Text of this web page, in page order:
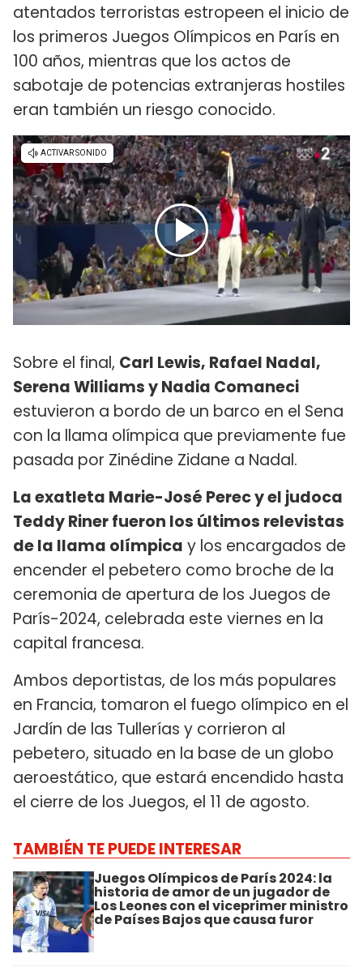
atentados terroristas estropeen el inicio de
los primeros Juegos Olímpicos en París en
100 años, mientras que los actos de
sabotaje de potencias extranjeras hostiles
eran también un riesgo conocido.
Sobre el final, Carl Lewis, Rafael Nadal,
Serena Williams y Nadia Comaneci
estuvieron a bordo de un barco en el Sena
con la llama olímpica que previamente fue
pasada por Zinédine Zidane a Nadal.
La exatleta Marie-José Perec y el judoca
Teddy Riner fueron los últimos relevistas
de la llama olímpica y los encargados de
encender el pebetero como broche de la
ceremonia de apertura de los Juegos de
París-2024, celebrada este viernes en la
capital francesa.
Ambos deportistas, de los más populares
en Francia, tomaron el fuego olímpico en el
Jardín de las Tullerías y corrieron al
pebetero, situado en la base de un globo
aeroestático, que estará encendido hasta
el cierre de los Juegos, el 11 de agosto.
TAMBIÉN TE PUEDE INTERESAR
Juegos Olímpicos de París 2024: la
historia de amor de un jugador de
Los Leones con el viceprimer ministro
de Países Bajos que causa furor